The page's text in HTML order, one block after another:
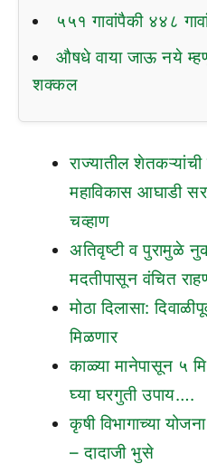
५५१ गावांपैकी ४४८
औषधे वाया जाऊ नये
शक्कल
राज्यातील शेतकऱ्यांची
महाविकास आघाडी
चव्हाण
अतिवृष्टी व पुरामुळे
मदतीपासून वंचित
मोठा दिलासा:
मिळणार
काळ्या मानेपासून ५
घ्या घरगुती उपाय….
कृषी विभागाच्या
– दादाजी भुसे